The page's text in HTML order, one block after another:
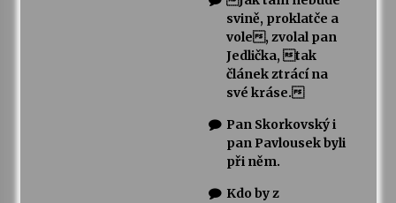
svině, proklatče a
vole, zvolal pan
Jedlička, tak
článek ztrácí na
své kráse.
Pan Skorkovský i
pan Pavlousek byli
při něm.
Kdo by z